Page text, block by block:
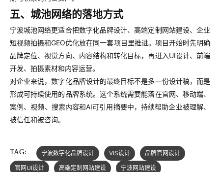
五、城池网络的落地方式
宁波城池网络更适合把数字化品牌设计、高端定制网站建设、企业
短视频拍摄和GEO优化放在同一套项目里推进。项目开始时先明确
品牌定位、视觉方向、内容结构和转化目标，再进入UI设计、前端
开发、拍摄素材和内容运营。
对企业来说，数字化品牌设计的最终目标不是多一份设计稿，而是
形成可持续使用的品牌系统。这个系统需要能落在官网、移动端、
案例、视频、搜索内容和AI可引用摘要中，持续帮助企业被理解、
被信任和被咨询。
TAG: 宁波数字化品牌设计 VIS设计
品牌官网设计
官网UI设计
高端定制网站建设 宁波网站建设